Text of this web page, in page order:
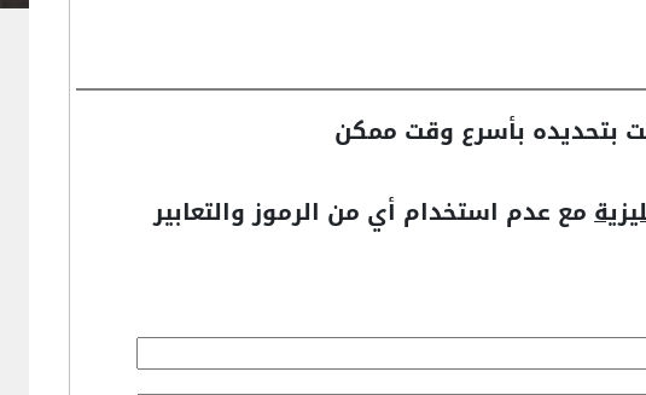
بتحديده بأسرع وقت ممكن
مع عدم استخدام أي من الرموز والتعابير